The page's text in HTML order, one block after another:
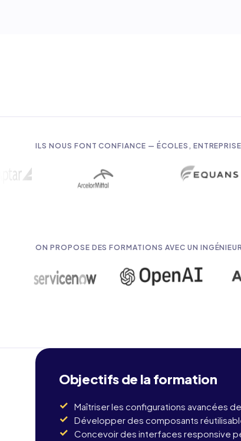
ILS NOUS FONT CONFIANCE — ÉCOLES,
ON PROPOSE DES FORMATIONS AVEC UN
Objectifs de la formation
Maîtriser les configurations avancées
Développer des composants
Concevoir des interfaces responsive